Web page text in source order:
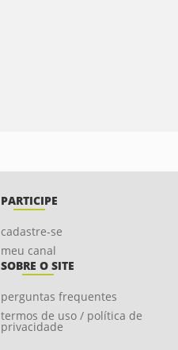
PARTICIPE
cadastre-se
meu canal
SOBRE O SITE
perguntas frequentes
termos de uso / política de
privacidade